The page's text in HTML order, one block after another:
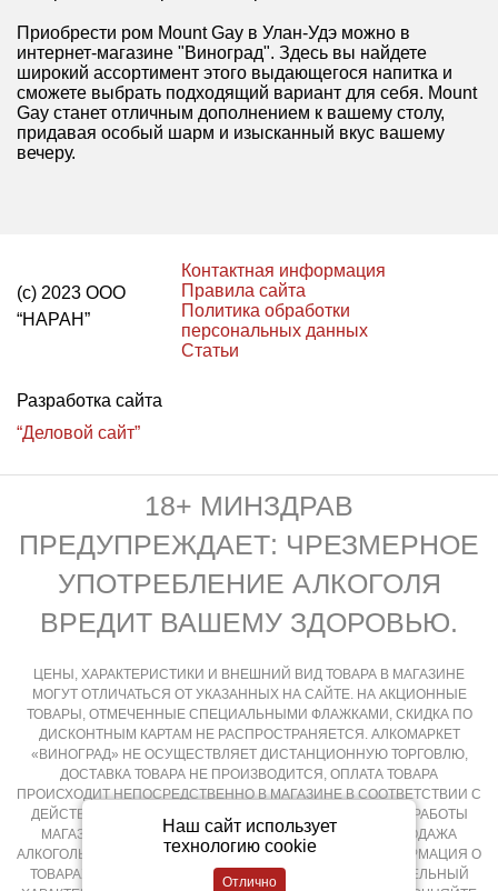
Наш сайт использует
технологию cookie
Приобрести ром Mount Gay в Улан-Удэ можно в
интернет-магазине "Виноград". Здесь вы найдете
широкий ассортимент этого выдающегося напитка и
сможете выбрать подходящий вариант для себя. Mount
Gay станет отличным дополнением к вашему столу,
придавая особый шарм и изысканный вкус вашему
вечеру.
(с) 2023 ООО
“НАРАН”
Контактная информация
Правила сайта
Политика обработки
персональных данных
Статьи
Разработка сайта
“Деловой сайт”
18+ МИНЗДРАВ
ПРЕДУПРЕЖДАЕТ: ЧРЕЗМЕРНОЕ
УПОТРЕБЛЕНИЕ АЛКОГОЛЯ
ВРЕДИТ ВАШЕМУ ЗДОРОВЬЮ.
ЦЕНЫ, ХАРАКТЕРИСТИКИ И ВНЕШНИЙ ВИД ТОВАРА В МАГАЗИНЕ
МОГУТ ОТЛИЧАТЬСЯ ОТ УКАЗАННЫХ НА САЙТЕ. НА АКЦИОННЫЕ
ТОВАРЫ, ОТМЕЧЕННЫЕ СПЕЦИАЛЬНЫМИ ФЛАЖКАМИ, СКИДКА ПО
ДИСКОНТНЫМ КАРТАМ НЕ РАСПРОСТРАНЯЕТСЯ. АЛКОМАРКЕТ
«ВИНОГРАД» НЕ ОСУЩЕСТВЛЯЕТ ДИСТАНЦИОННУЮ ТОРГОВЛЮ,
ДОСТАВКА ТОВАРА НЕ ПРОИЗВОДИТСЯ, ОПЛАТА ТОВАРА
ПРОИСХОДИТ НЕПОСРЕДСТВЕННО В МАГАЗИНЕ В СООТВЕТСТВИИ С
ДЕЙСТВУЮЩИМ ЗАКОНОДАТЕЛЬСТВОМ РФ И РЕЖИМОМ РАБОТЫ
МАГАЗИНА, КРУГЛОСУТОЧНАЯ И ДИСТАНЦИОННАЯ ПРОДАЖА
АЛКОГОЛЬНОЙ ПРОДУКЦИИ НЕ ОСУЩЕСТВЛЯЕТСЯ. ИНФОРМАЦИЯ О
ТОВАРАХ, РАЗМЕЩЕННАЯ НА САЙТЕ НОСИТ ОЗНАКОМИТЕЛЬНЫЙ